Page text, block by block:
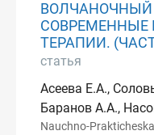
ВОЛЧАНОЧНЫЙ
СОВРЕМЕННЫЕ
ТЕРАПИИ.
статья
Асеева Е.А.,
Баранов А.А.,
Nauchno-